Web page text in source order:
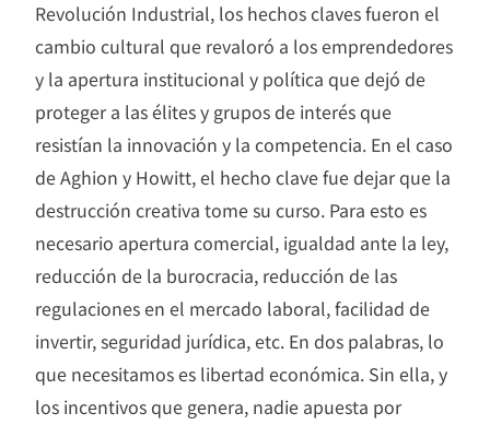
Revolución Industrial, los hechos claves fueron el
cambio cultural que revaloró a los emprendedores
y la apertura institucional y política que dejó de
proteger a las élites y grupos de interés que
resistían la innovación y la competencia. En el caso
de Aghion y Howitt, el hecho clave fue dejar que la
destrucción creativa tome su curso. Para esto es
necesario apertura comercial, igualdad ante la ley,
reducción de la burocracia, reducción de las
regulaciones en el mercado laboral, facilidad de
invertir, seguridad jurídica, etc. En dos palabras, lo
que necesitamos es libertad económica. Sin ella, y
los incentivos que genera, nadie apuesta por